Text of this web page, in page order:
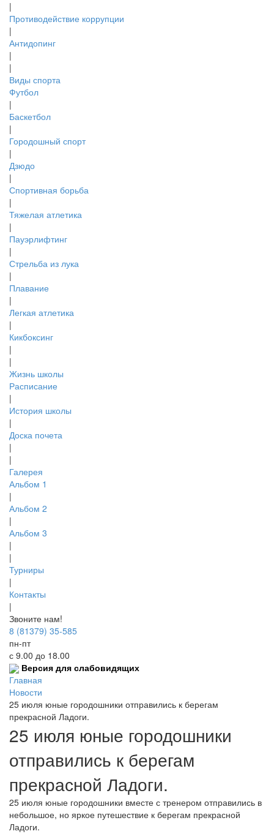
|
Противодействие коррупции
|
Антидопинг
|
|
Виды спорта
Футбол
|
Баскетбол
|
Городошный спорт
|
Дзюдо
|
Спортивная борьба
|
Тяжелая атлетика
|
Пауэрлифтинг
|
Стрельба из лука
|
Плавание
|
Легкая атлетика
|
Кикбоксинг
|
|
Жизнь школы
Расписание
|
История школы
|
Доска почета
|
|
Галерея
Альбом 1
|
Альбом 2
|
Альбом 3
|
|
Турниры
|
Контакты
|
Звоните нам!
8 (81379) 35-585
пн-пт
с 9.00 до 18.00
Версия для слабовидящих
Главная
Новости
25 июля юные городошники отправились к берегам
прекрасной Ладоги.
25 июля юные городошники
отправились к берегам
прекрасной Ладоги.
25 июля юные городошники вместе с тренером отправились в
небольшое, но яркое путешествие к берегам прекрасной
Ладоги.